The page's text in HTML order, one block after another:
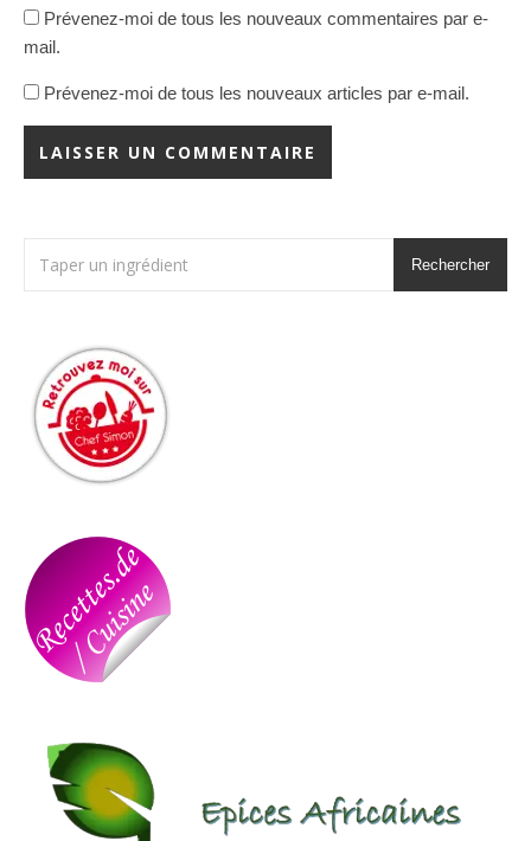
Prévenez-moi de tous les nouveaux commentaires par e-
mail.
Prévenez-moi de tous les nouveaux articles par e-mail.
Rechercher